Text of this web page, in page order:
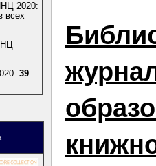
2020:
всех
: 39